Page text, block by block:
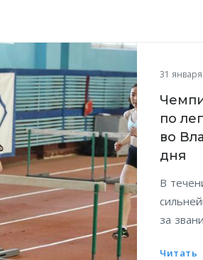
31 января
по
во
дня
В
за
Читать